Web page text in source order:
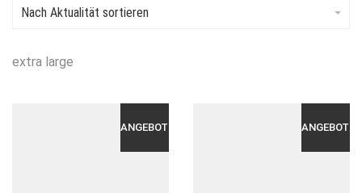
Nach Aktualität sortieren
extra large
ANGEBOT! ANGEBOT!